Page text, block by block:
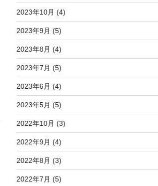
2023年10月 (4)
2023年9月 (5)
2023年8月 (4)
2023年7月 (5)
2023年6月 (4)
2023年5月 (5)
2022年10月 (3)
2022年9月 (4)
2022年8月 (3)
2022年7月 (5)